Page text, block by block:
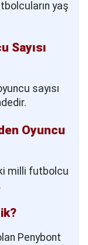
yaş
Sayısı
sayısı
Oyuncu
milli futbolcu
Penybont